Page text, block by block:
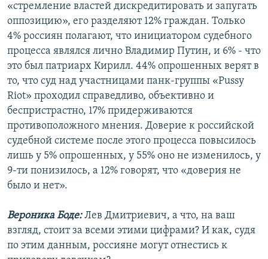
«стремление властей дискредитировать и запугать
оппозицию», его разделяют 12% граждан. Только
4% россиян полагают, что инициатором судебного
процесса являлся лично Владимир Путин, и 6% - что
это был патриарх Кирилл. 44% опрошенных верят в
то, что суд над участницами панк-группы «Pussy
Riot» проходил справедливо, объективно и
беспристрастно, 17% придерживаются
противоположного мнения. Доверие к российской
судебной системе после этого процесса повысилось
лишь у 5% опрошенных, у 55% оно не изменилось, у
9-ти понизилось, а 12% говорят, что «доверия не
было и нет».
Вероника Боде:Лев Дмитриевич, а что, на ваш
взгляд, стоит за всеми этими цифрами? И как, судя
по этим данным, россияне могут отнестись к